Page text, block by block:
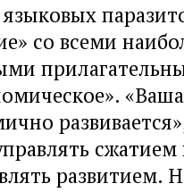
со всеми
развитием.